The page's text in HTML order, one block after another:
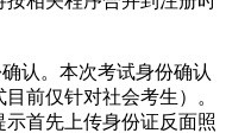
认。本次考试身份确认
前仅针对社会考生）。
首先上传身份证反面照